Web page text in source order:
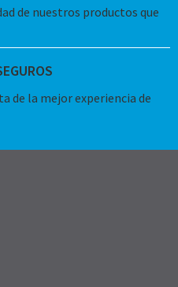
de nuestros productos que
de la mejor experiencia de